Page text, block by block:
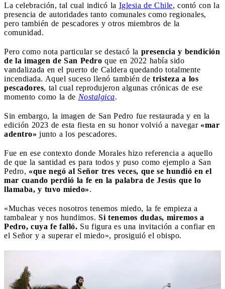
La celebración, tal cual indicó la Iglesia de Chile, contó con la
presencia de autoridades tanto comunales como regionales,
pero también de pescadores y otros miembros de la
comunidad.
Pero como nota particular se destacó la presencia y bendición
de la imagen de San Pedro que en 2022 había sido
vandalizada en el puerto de Caldera quedando totalmente
incendiada. Aquel suceso llenó también de tristeza a los
pescadores, tal cual reprodujeron algunas crónicas de ese
momento como la de Nostalgica.
Sin embargo, la imagen de San Pedro fue restaurada y en la
edición 2023 de esta fiesta en su honor volvió a navegar «mar
adentro» junto a los pescadores.
Fue en ese contexto donde Morales hizo referencia a aquello
de que la santidad es para todos y puso como ejemplo a San
Pedro, «que negó al Señor tres veces, que se hundió en el
mar cuando perdió la fe en la palabra de Jesús que lo
llamaba, y tuvo miedo».
«Muchas veces nosotros tenemos miedo, la fe empieza a
tambalear y nos hundimos. Si tenemos dudas, miremos a
Pedro, cuya fe falló. Su figura es una invitación a confiar en
el Señor y a superar el miedo», prosiguió el obispo.